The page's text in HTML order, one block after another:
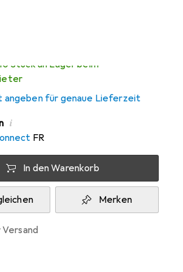
Stück an Lager beim
für genaue Lieferzeit
i
FR
In den Warenkorb
Merken
Versand